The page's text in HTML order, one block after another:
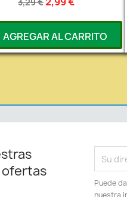
AGREGAR AL CARRITO
ofertas
Puede
nuestra